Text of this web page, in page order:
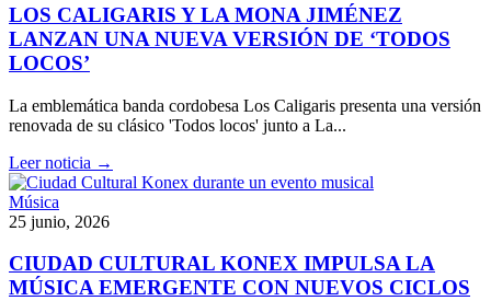
LOS CALIGARIS Y LA MONA JIMÉNEZ
LANZAN UNA NUEVA VERSIÓN DE ‘TODOS
LOCOS’
La emblemática banda cordobesa Los Caligaris presenta una versión
renovada de su clásico 'Todos locos' junto a La...
Leer noticia →
Música
25 junio, 2026
CIUDAD CULTURAL KONEX IMPULSA LA
MÚSICA EMERGENTE CON NUEVOS CICLOS